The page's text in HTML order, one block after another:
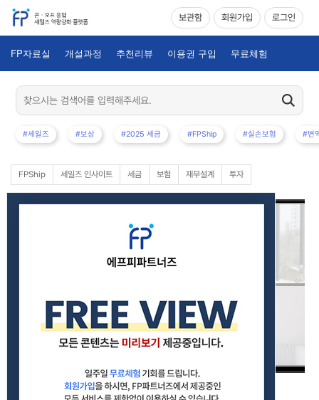
보관함 회원가입 로그인
FP자료실 개설과정 추천리뷰 이용권 구입 무료체험
#세일즈 #보상 #2025 세금 #FPShip #실손보험 #변
FPShip 세일즈 인사이트 세금 보험 재무설계 투자
03_각종 배상책임의 이해 및 사례(2512)